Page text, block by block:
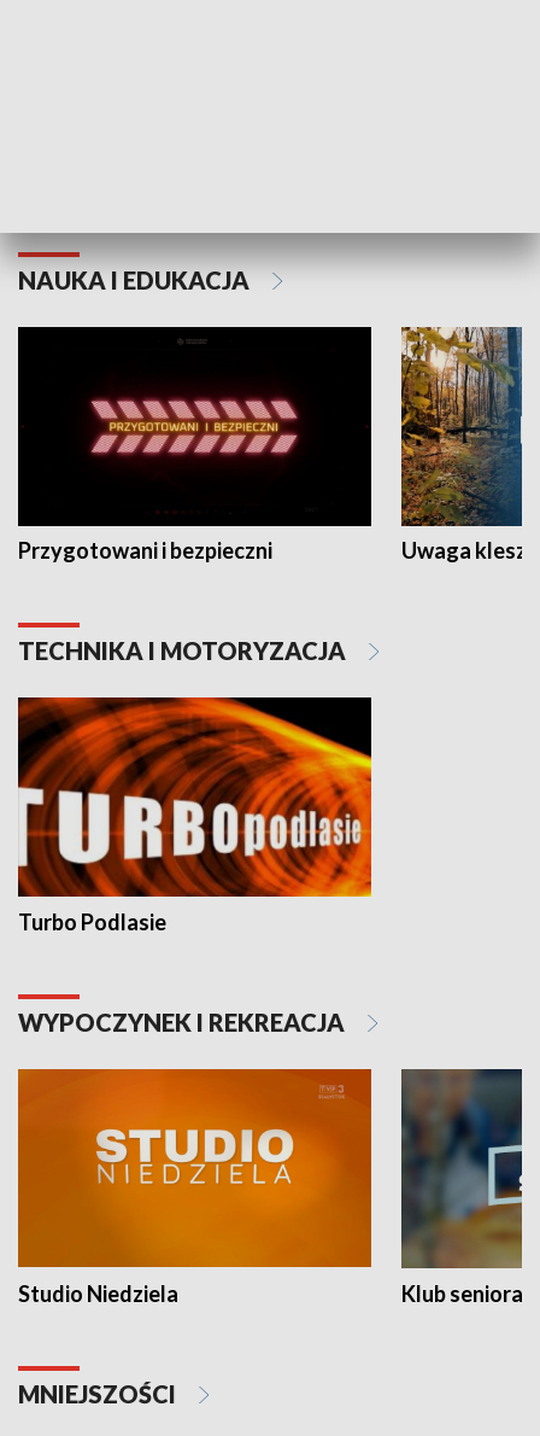
NAUKA I EDUKACJA
Przygotowani i bezpieczni Uwaga
TECHNIKA I MOTORYZACJA
Turbo Podlasie
WYPOCZYNEK I REKREACJA
Studio Niedziela Klub seniora
MNIEJSZOŚCI